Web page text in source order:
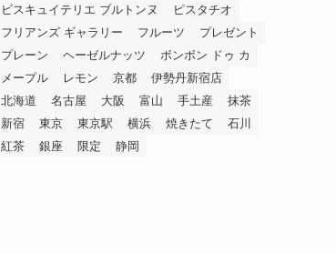
ビスキュイテリエ ブルトンヌ
ピスタチオ
フリアンズ ギャラリー
フルーツ
プレゼント
プレーン
ヘーゼルナッツ
ボンボン ドゥ カ
メープル
レモン 京都
伊勢丹新宿店
北海道
名古屋 大阪 富山 手土産
抹茶
新宿
東京 東京駅 横浜 焼きたて
石川
紅茶
銀座 限定 静岡